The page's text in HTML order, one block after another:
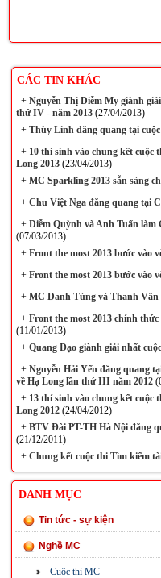
CÁC TIN KHÁC
+Nguyễn Thị Diễm My giành
thứ IV - năm 2013(27/04/2013)
+Thùy Linh đăng quang tại
+​10 thí sinh vào chung kết cuộc
Long 2013(23/04/2013)
+MC Sparkling 2013 sẵn sàng
+Chu Việt Nga đăng quang tại
+Diễm Quỳnh và Anh Tuấn làm
(07/03/2013)
+Front the most 2013 bước vào
+Front the most 2013 bước vào
+MC Danh Tùng và Thanh Vân
+Front the most 2013 chính
(11/01/2013)
+Quang Đạo giành giải nhất
+Nguyễn Hải Yến đăng quang
về Hạ Long lần thứ III năm 2012
+13 thí sinh vào chung kết cuộc
Long 2012(24/04/2012)
+BTV Đài PT-TH Hà Nội đăng
(21/12/2011)
+Chung kết cuộc thi Tìm kiếm
DANH MỤC
Tin tức - sự kiện
Nghề MC
Cuộc thi MC